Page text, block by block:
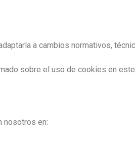
a cambios normativos,
sobre el uso de cookies en
nosotros en: